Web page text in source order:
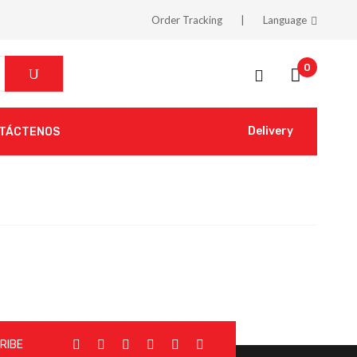
Order Tracking Language
0
Delivery